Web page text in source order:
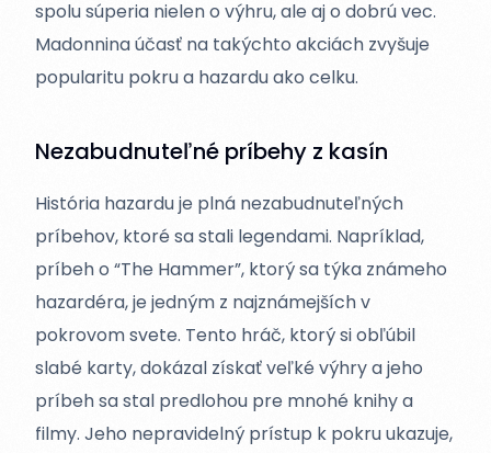
spolu súperia nielen o výhru, ale aj o dobrú vec.
Madonnina účasť na takýchto akciách zvyšuje
popularitu pokru a hazardu ako celku.
Nezabudnuteľné príbehy z kasín
História hazardu je plná nezabudnuteľných
príbehov, ktoré sa stali legendami. Napríklad,
príbeh o “The Hammer”, ktorý sa týka známeho
hazardéra, je jedným z najznámejších v
pokrovom svete. Tento hráč, ktorý si obľúbil
slabé karty, dokázal získať veľké výhry a jeho
príbeh sa stal predlohou pre mnohé knihy a
filmy. Jeho nepravidelný prístup k pokru ukazuje,